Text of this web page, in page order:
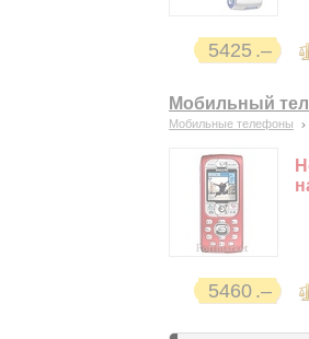
5425
Мобильный
Мобильные телефоны
5460